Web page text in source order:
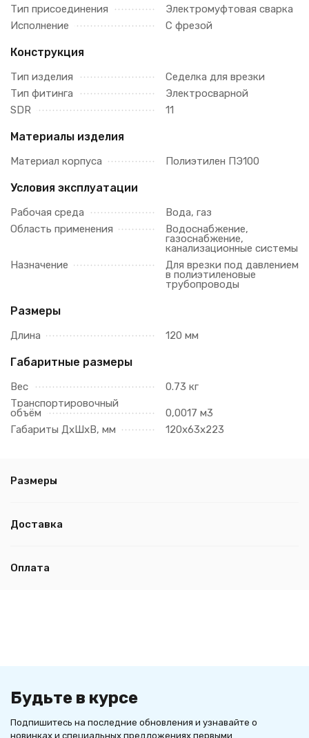
Тип присоединения
Электромуфтовая сварка
Исполнение
С фрезой
Конструкция
Тип изделия
Седелка для врезки
Тип фитинга
Электросварной
SDR
11
Материалы изделия
Материал корпуса Полиэтилен ПЭ100
Условия эксплуатации
Рабочая среда
Вода, газ
Область применения
Водоснабжение,
газоснабжение,
канализационные системы
Назначение
Для врезки под давлением
в полиэтиленовые
трубопроводы
Размеры
Длина 120 мм
Габаритные размеры
Вес
0.73 кг
Транспортировочный
объём
0,0017 м3
Габариты ДхШхВ, мм
120х63х223
Размеры
Доставка
Оплата
Будьте в курсе
Подпишитесь на последние обновления и узнавайте о
новинках и специальных предложениях первыми